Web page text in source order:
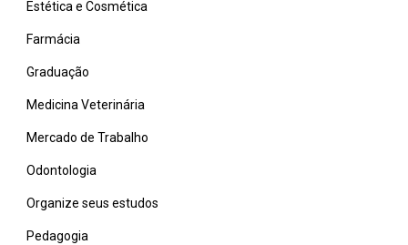
Estética e Cosmética
Farmácia
Graduação
Medicina Veterinária
Mercado de Trabalho
Odontologia
Organize seus estudos
Pedagogia